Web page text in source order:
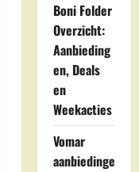
Boni Folder
Overzicht:
Aanbieding
en, Deals
en
Weekacties
Vomar
aanbiedinge